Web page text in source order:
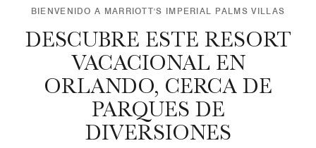
BIENVENIDO A MARRIOTT'S IMPERIAL PALMS VILLAS
DESCUBRE ESTE RESORT
VACACIONAL EN
ORLANDO, CERCA DE
PARQUES DE
DIVERSIONES